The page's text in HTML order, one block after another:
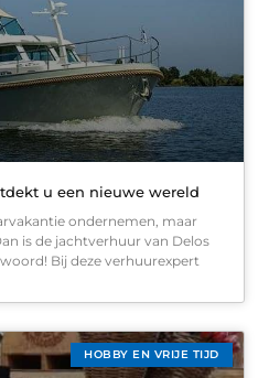
u een nieuwe wereld
ondernemen, maar
is de jachtverhuur van Delos
Bij deze verhuurexpert
HOBBY EN VRIJE TIJD